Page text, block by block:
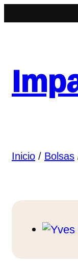
al
Inicio / Bolsas